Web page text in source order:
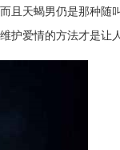
且天蝎男仍是那种随
护爱情的方法才是让